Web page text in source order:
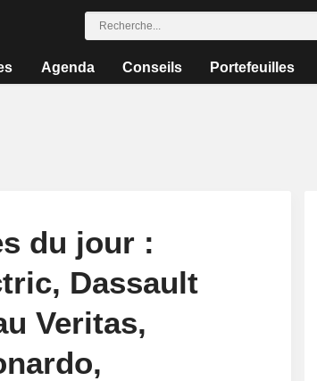
Agenda Conseils Portefeuilles
du jour :
Dassault
Veritas,